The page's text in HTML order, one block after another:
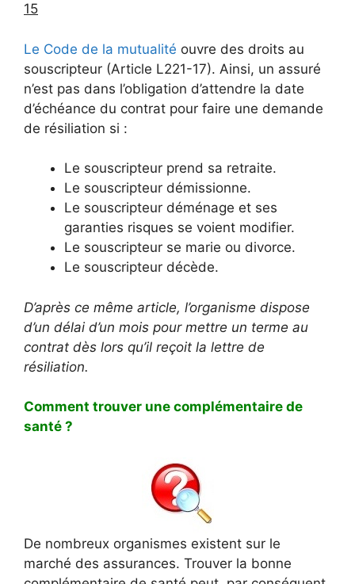
15
Le Code de la mutualité ouvre des droits au
souscripteur (Article L221-17). Ainsi, un assuré
n’est pas dans l’obligation d’attendre la date
d’échéance du contrat pour faire une demande
de résiliation si :
Le souscripteur prend sa retraite.
Le souscripteur démissionne.
Le souscripteur déménage et ses
garanties risques se voient modifier.
Le souscripteur se marie ou divorce.
Le souscripteur décède.
D’après ce même article, l’organisme dispose
d’un délai d’un mois pour mettre un terme au
contrat dès lors qu’il reçoit la lettre de
résiliation.
Comment trouver une complémentaire de
santé ?
De nombreux organismes existent sur le
marché des assurances. Trouver la bonne